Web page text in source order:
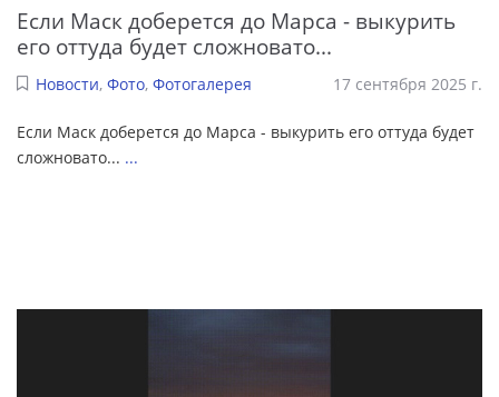
Если Маск доберется до Марса - выкурить
его оттуда будет сложновато...
Новости, Фото, Фотогалерея 17 сентября 2025 г.
Если Маск доберется до Марса - выкурить его оттуда будет
сложновато... ...